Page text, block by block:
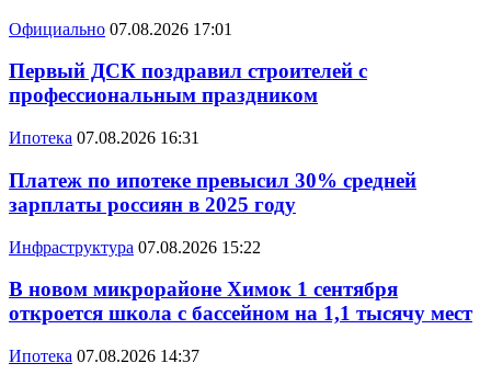
Официально 07.08.2026 17:01
Первый ДСК поздравил строителей с
профессиональным праздником
Ипотека 07.08.2026 16:31
Платеж по ипотеке превысил 30% средней
зарплаты россиян в 2025 году
Инфраструктура 07.08.2026 15:22
В новом микрорайоне Химок 1 сентября
откроется школа с бассейном на 1,1 тысячу мест
Ипотека 07.08.2026 14:37